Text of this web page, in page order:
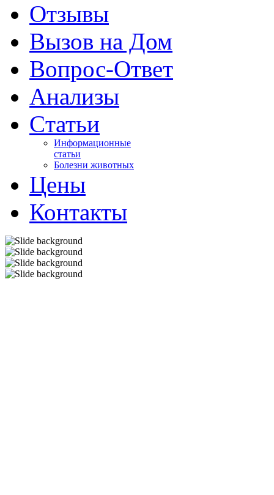
Отзывы
Вызов на Дом
Вопрос-Ответ
Анализы
Cтатьи
Информационные
статьи
Болезни животных
Цены
Контакты